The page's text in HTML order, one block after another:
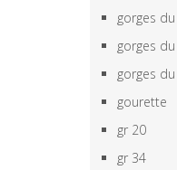
gorges
gorges
gorges
gourette
gr 20
gr 34